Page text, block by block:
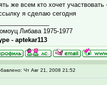
же всем кто хочет
я сделаю сегодня
Либава 1975-1977
- aptekar113
Чт Авг 21, 2008 21:52